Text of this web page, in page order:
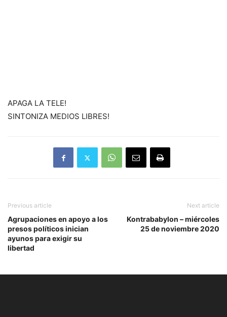
APAGA LA TELE!
SINTONIZA MEDIOS LIBRES!
Previous article
Agrupaciones en apoyo a los
presos políticos inician
ayunos para exigir su
libertad
Next article
Kontrababylon – miércoles
25 de noviembre 2020